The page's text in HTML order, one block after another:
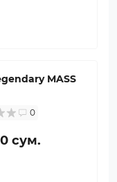
MASS
0
сум.